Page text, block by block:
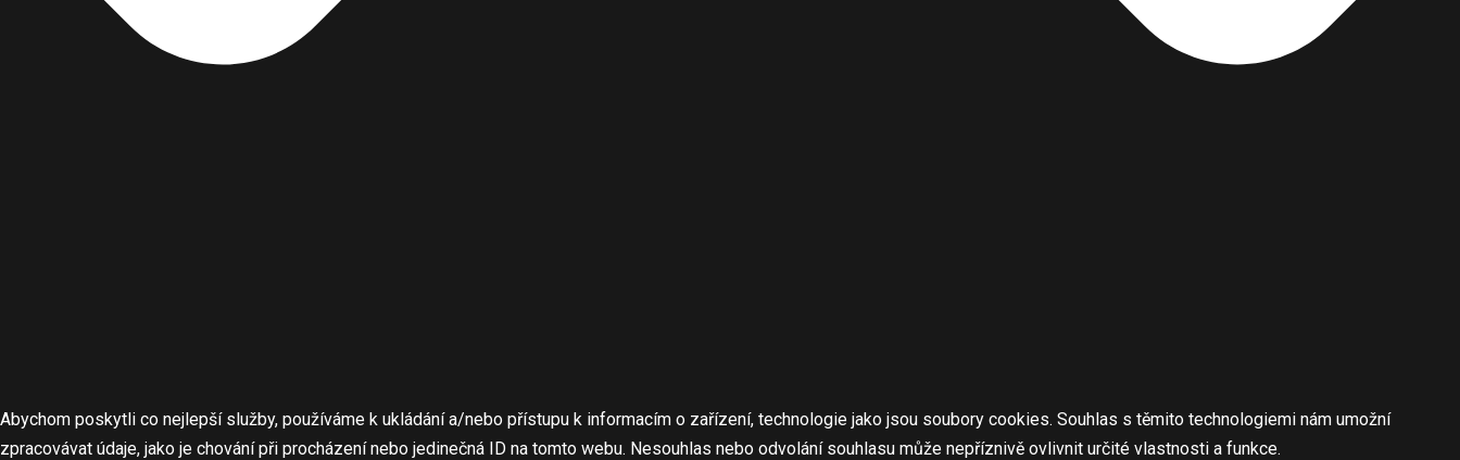
Abychom poskytli co nejlepší služby, používáme k ukládání a/nebo přístupu k informacím o zařízení, technologie jako jsou soubory cookies. Souhlas s těmito technologiemi nám umožní
zpracovávat údaje, jako je chování při procházení nebo jedinečná ID na tomto webu. Nesouhlas nebo odvolání souhlasu může nepříznivě ovlivnit určité vlastnosti a funkce.